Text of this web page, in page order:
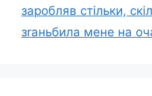
заробляв стільки,
зrаньбила мене на